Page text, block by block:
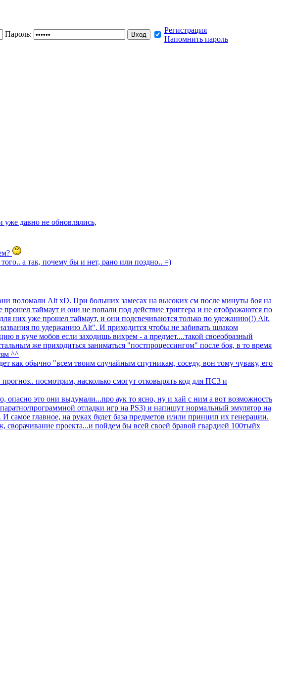
Пароль:
Регистрация
Напомнить пароль
давно не обновлялись,
а так, почему бы и нет, рано или поздно.. =)
поломали Alt xD. При больших замесах на высоких см после минуты боя на
таймаут и они не попали под действие триггера и не отображаются по
них уже прошел таймаут, и они подсвечиваются только по удежанию(!) Alt.
по удержанию Alt". И приходится чтобы не забивать шлаком
в куче мобов если заходишь вихрем - а предмет....такой своеобразный
же приходиться заниматься "постпроцессингом" после боя, в то время
^^
как обычно "всем твоим случайным спутникам, соседу, вон тому чуваку, его
посмотрим, насколько смогут отковырять код для ПС3 и
опасно это они выдумали...про аук то ясно, ну и хай с ним а вот возможность
программной отладки игр на PS3) и напишут нормальный эмулятор на
самое главное, на руках будет база предметов и/или принцип их генерации.
проекта...и пойдем бы всей своей бравой гвардией 100тыйх